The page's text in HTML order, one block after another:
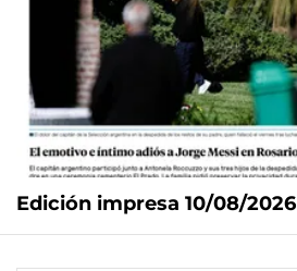
Edición impresa 10/08/2026